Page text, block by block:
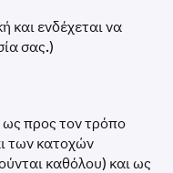
και ενδέχεται να
σας.)
προς τον τρόπο
των κατοχών
καθόλου) και ως